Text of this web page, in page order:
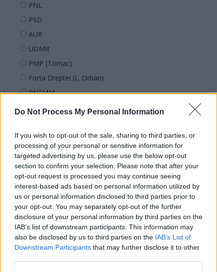
Do Not Process My Personal Information
If you wish to opt-out of the sale, sharing to third parties, or
processing of your personal or sensitive information for
targeted advertising by us, please use the below opt-out
section to confirm your selection. Please note that after your
opt-out request is processed you may continue seeing
interest-based ads based on personal information utilized by
us or personal information disclosed to third parties prior to
your opt-out. You may separately opt-out of the further
disclosure of your personal information by third parties on the
IAB’s list of downstream participants. This information may
also be disclosed by us to third parties on the IAB’s List of
Downstream Participants that may further disclose it to other
PNL
PSD
AUR
UDMR
PMP (Tomac)
Forța Dreptei (L. Orban)
PNȚMM
REPER
SOS (Șoșoacă)
POT (Gavrilă)
PACE (Peia)
Acțiunea Conservatoare (Târziu)
PDF (Lazarus)
PUSL (D. Voiculescu)
PNȚCD (Pavelescu)
PNCR (Terheș)
Partidul Patrioților (Surugiu)